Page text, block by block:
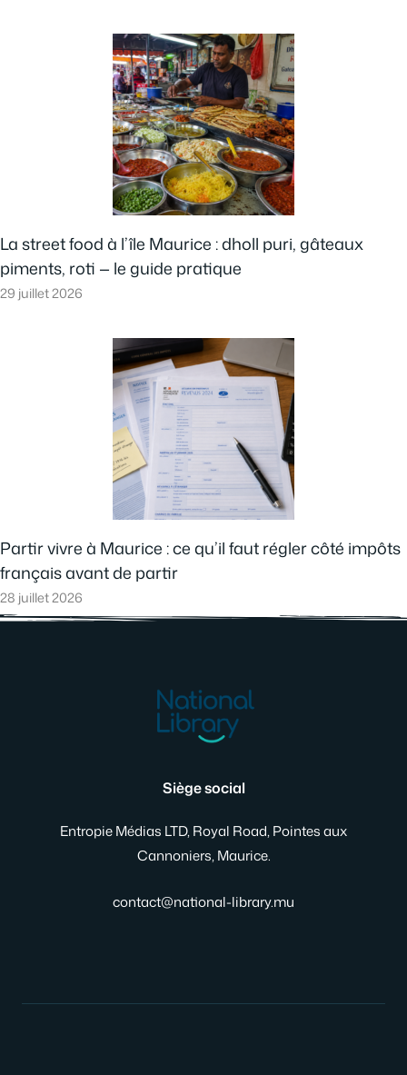
La street food à l’île Maurice : dholl puri, gâteaux
piments, roti — le guide pratique
29 juillet 2026
Partir vivre à Maurice : ce qu’il faut régler côté impôts
français avant de partir
28 juillet 2026
Siège social
Entropie Médias LTD, Royal Road, Pointes aux
Cannoniers, Maurice.
contact@national-library.mu